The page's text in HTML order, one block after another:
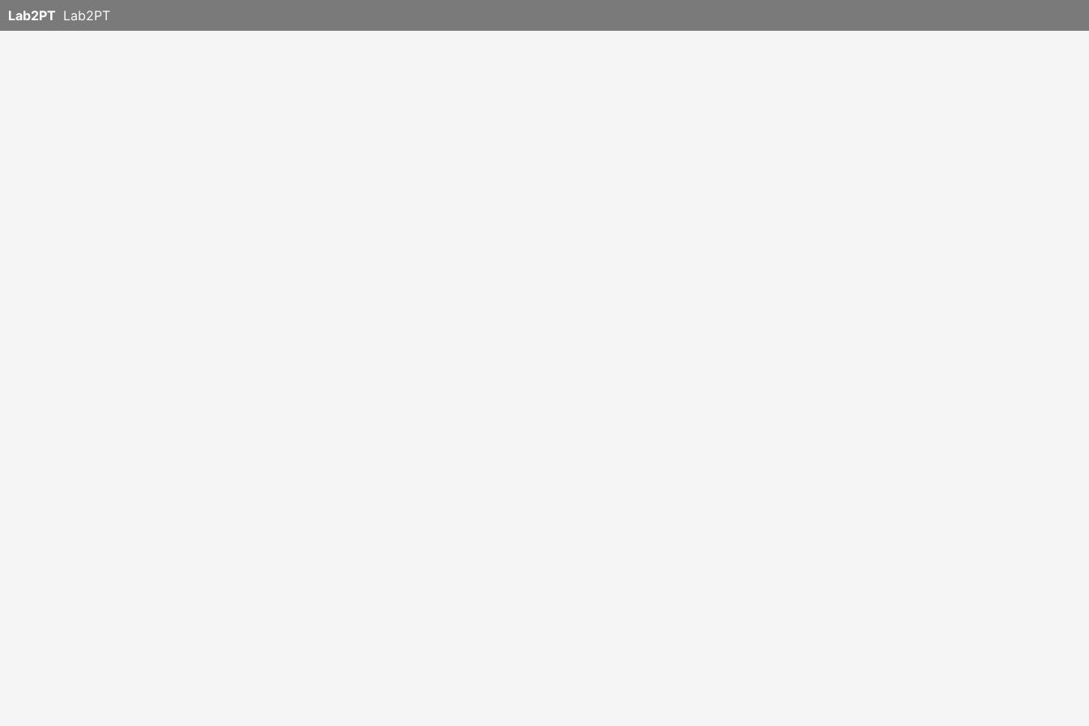
Lab2PT Lab2PT